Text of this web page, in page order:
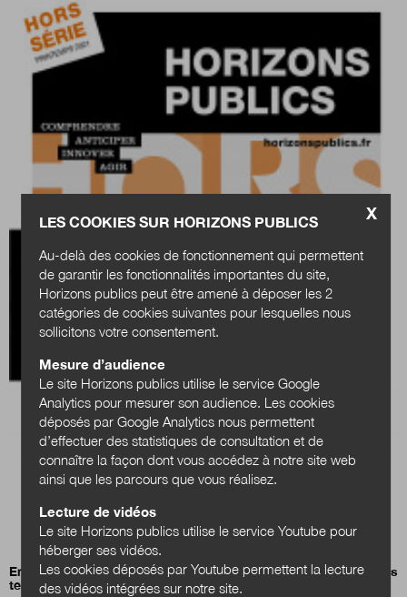
Engager la redirection écologique dans les organisations et les
territoires
X
LES COOKIES SUR HORIZONS PUBLICS
Au-delà des cookies de fonctionnement qui permettent
de garantir les fonctionnalités importantes du site,
Horizons publics peut être amené à déposer les 2
catégories de cookies suivantes pour lesquelles nous
sollicitons votre consentement.
Mesure d’audience
Le site Horizons publics utilise le service Google
Analytics pour mesurer son audience. Les cookies
déposés par Google Analytics nous permettent
d’effectuer des statistiques de consultation et de
connaître la façon dont vous accédez à notre site web
ainsi que les parcours que vous réalisez.
Lecture de vidéos
Le site Horizons publics utilise le service Youtube pour
héberger ses vidéos.
Les cookies déposés par Youtube permettent la lecture
des vidéos intégrées sur notre site.